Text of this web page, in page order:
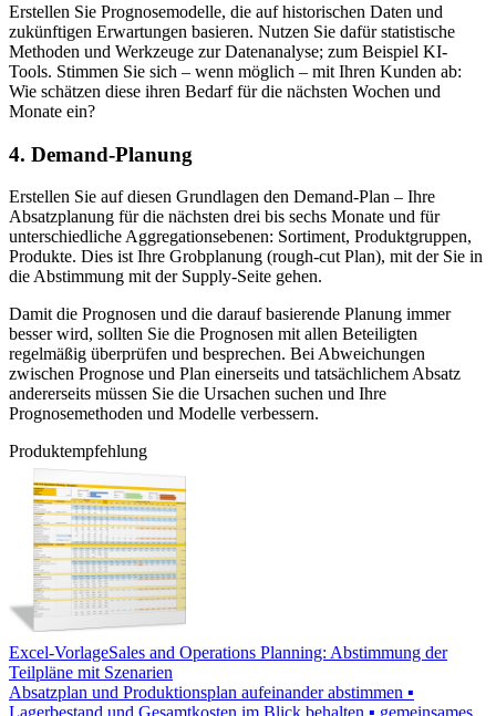
Erstellen Sie Prognosemodelle, die auf historischen Daten und
zukünftigen Erwartungen basieren. Nutzen Sie dafür statistische
Methoden und Werkzeuge zur Datenanalyse; zum Beispiel KI-
Tools. Stimmen Sie sich – wenn möglich – mit Ihren Kunden ab:
Wie schätzen diese ihren Bedarf für die nächsten Wochen und
Monate ein?
4. Demand-Planung
Erstellen Sie auf diesen Grundlagen den Demand-Plan – Ihre
Absatzplanung für die nächsten drei bis sechs Monate und für
unterschiedliche Aggregationsebenen: Sortiment, Produktgruppen,
Produkte. Dies ist Ihre Grobplanung (rough-cut Plan), mit der Sie in
die Abstimmung mit der Supply-Seite gehen.
Damit die Prognosen und die darauf basierende Planung immer
besser wird, sollten Sie die Prognosen mit allen Beteiligten
regelmäßig überprüfen und besprechen. Bei Abweichungen
zwischen Prognose und Plan einerseits und tatsächlichem Absatz
andererseits müssen Sie die Ursachen suchen und Ihre
Prognosemethoden und Modelle verbessern.
Produktempfehlung
Excel-VorlageSales and Operations Planning: Abstimmung der
Teilpläne mit Szenarien
Absatzplan und Produktionsplan aufeinander abstimmen ▪